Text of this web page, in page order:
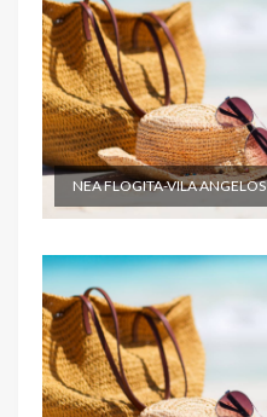
NEA FLOGITA-VILA ANGELOS